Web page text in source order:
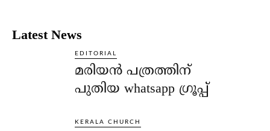
Latest News
EDITORIAL
മരിയൻ പത്രത്തിന്
പുതിയ whatsapp ഗ്രൂപ്പ്
KERALA CHURCH